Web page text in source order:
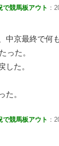
で競馬板アウト ：
中京最終で何
った。
した。
た。
で競馬板アウト ：